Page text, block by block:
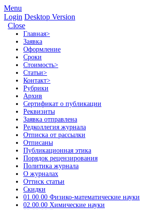
Menu
Login Desktop Version
Close
Главная>
Заявка
Оформление
Сроки
Стоимость>
Статьи>
Контакт>
Рубрики
Архив
Сертификат о публикации
Реквизиты
Заявка отправлена
Редколлегия журнала
Отписка от рассылки
Отписаны
Публикационная этика
Порядок рецензирования
Политика журнала
О журналах
Оттиск статьи
Скидки
01.00.00 Физико-математические науки
02.00.00 Химические науки